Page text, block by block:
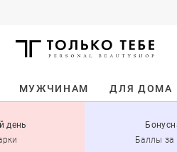
МУЖЧИНАМ ДЛЯ ДОМА
день
Баллы за